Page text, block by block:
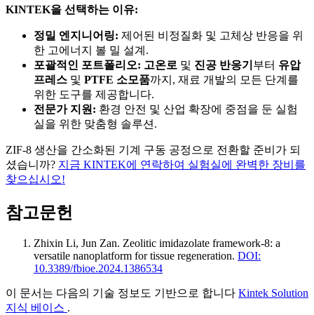
KINTEK을 선택하는 이유:
정밀 엔지니어링: 제어된 비정질화 및 고체상 반응을 위
한 고에너지 볼 밀 설계.
포괄적인 포트폴리오: 고온로 및 진공 반응기 부터 유압
프레스 및 PTFE 소모품까지, 재료 개발의 모든 단계를
위한 도구를 제공합니다.
전문가 지원: 환경 안전 및 산업 확장에 중점을 둔 실험
실을 위한 맞춤형 솔루션.
ZIF-8 생산을 간소화된 기계 구동 공정으로 전환할 준비가 되
셨습니까? 지금 KINTEK에 연락하여 실험실에 완벽한 장비를
찾으십시오!
참고문헌
Zhixin Li, Jun Zan. Zeolitic imidazolate framework-8: a
versatile nanoplatform for tissue regeneration. DOI:
10.3389/fbioe.2024.1386534
이 문서는 다음의 기술 정보도 기반으로 합니다 Kintek Solution
지식 베이스 .